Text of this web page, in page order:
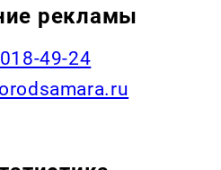
рекламы
49-24